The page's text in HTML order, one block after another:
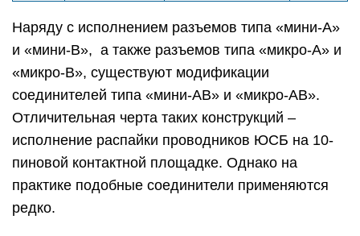
Наряду с исполнением разъемов типа «мини-А»
и «мини-В», а также разъемов типа «микро-А» и
«микро-В», существуют модификации
соединителей типа «мини-АВ» и «микро-АВ».
Отличительная черта таких конструкций –
исполнение распайки проводников ЮСБ на 10-
пиновой контактной площадке. Однако на
практике подобные соединители применяются
редко.